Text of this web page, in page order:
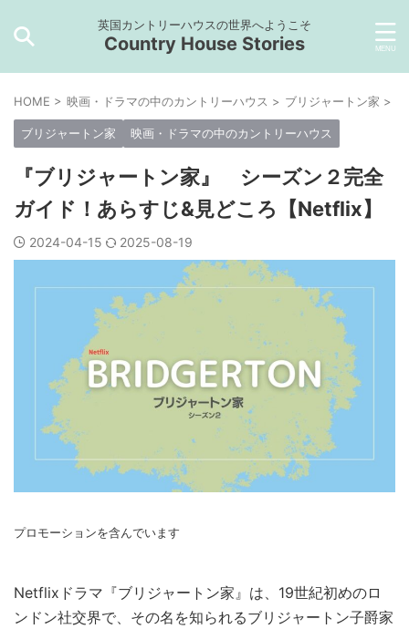
英国カントリーハウスの世界へようこそ
Country House Stories
HOME > 映画・ドラマの中のカントリーハウス > ブリジャートン家 >
ブリジャートン家 映画・ドラマの中のカントリーハウス
『ブリジャートン家』 シーズン２完全
ガイド！あらすじ&見どころ【Netflix】
2024-04-15 2025-08-19
プロモーションを含んでいます
Netflixドラマ『ブリジャートン家』は、19世紀初めのロ
ンドン社交界で、その名を知られるブリジャートン子爵家